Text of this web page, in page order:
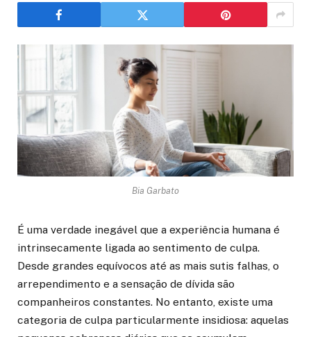
Bia Garbato
É uma verdade inegável que a experiência humana é
intrinsecamente ligada ao sentimento de culpa.
Desde grandes equívocos até as mais sutis falhas, o
arrependimento e a sensação de dívida são
companheiros constantes. No entanto, existe uma
categoria de culpa particularmente insidiosa: aquelas